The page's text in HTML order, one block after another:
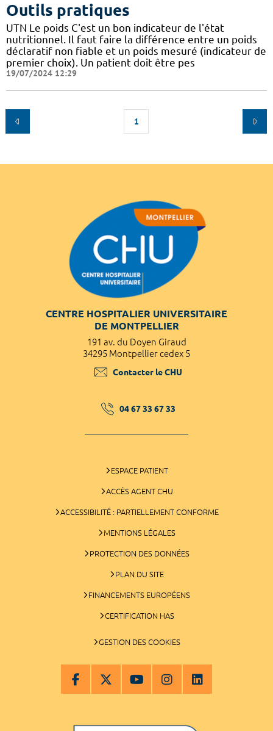
Outils pratiques
UTN Le poids C'est un bon indicateur de l'état
nutritionnel. Il faut faire la différence entre un poids
déclaratif non fiable et un poids mesuré (indicateur de
premier choix). Un patient doit être pes
19/07/2024 12:29
1
CENTRE HOSPITALIER UNIVERSITAIRE
DE MONTPELLIER
191 av. du Doyen Giraud
34295 Montpellier cedex 5
Contacter le CHU
04 67 33 67 33
ESPACE PATIENT
ACCÈS AGENT CHU
ACCESSIBILITÉ : PARTIELLEMENT CONFORME
MENTIONS LÉGALES
PROTECTION DES DONNÉES
PLAN DU SITE
FINANCEMENTS EUROPÉENS
CERTIFICATION HAS
GESTION DES COOKIES